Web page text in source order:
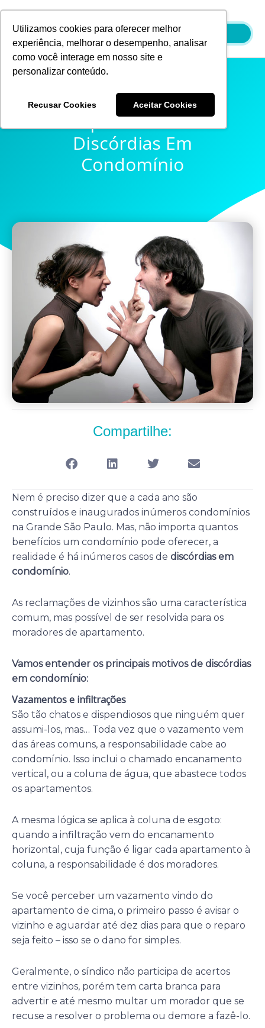
Utilizamos cookies para oferecer melhor
experiência, melhorar o desempenho, analisar
como você interage em nosso site e
personalizar conteúdo.
Recusar Cookies Aceitar Cookies
conteúdo
Principais Motivos De
Discórdias Em
Condomínio
Compartilhe:
Nem é preciso dizer que a cada ano são
construídos e inaugurados inúmeros condomínios
na Grande São Paulo. Mas, não importa quantos
benefícios um condomínio pode oferecer, a
realidade é há inúmeros casos de discórdias em
condomínio.
As reclamações de vizinhos são uma característica
comum, mas possível de ser resolvida para os
moradores de apartamento.
Vamos entender os principais motivos de discórdias
em condomínio:
Vazamentos e infiltrações
São tão chatos e dispendiosos que ninguém quer
assumi-los, mas… Toda vez que o vazamento vem
das áreas comuns, a responsabilidade cabe ao
condomínio. Isso inclui o chamado encanamento
vertical, ou a coluna de água, que abastece todos
os apartamentos.
A mesma lógica se aplica à coluna de esgoto:
quando a infiltração vem do encanamento
horizontal, cuja função é ligar cada apartamento à
coluna, a responsabilidade é dos moradores.
Se você perceber um vazamento vindo do
apartamento de cima, o primeiro passo é avisar o
vizinho e aguardar até dez dias para que o reparo
seja feito – isso se o dano for simples.
Geralmente, o síndico não participa de acertos
entre vizinhos, porém tem carta branca para
advertir e até mesmo multar um morador que se
recuse a resolver o problema ou demore a fazê-lo.